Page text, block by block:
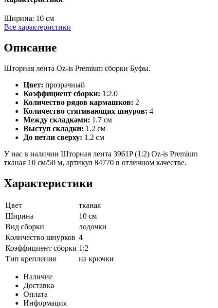
Ширина: 10 см
Все характеристики
Описание
Шторная лента Oz-is Premium сборки Буфы.
Цвет: прозрачный
Коэффициент сборки: 1:2.0
Количество рядов кармашков: 2
Количество стягивающих шнуров: 4
Между складками: 1.7 см
Выступ складки: 1.2 см
До петли сверху: 1.2 см
У нас в наличии Шторная лента 3961P (1:2) Oz-is Premium
тканая 10 см/50 м, артикул 84770 в отличном качестве.
Характеристики
Цвет
тканая
Ширина
10 см
Вид сборки
лодочки
Количество шнурков 4
Коэффициент сборки 1:2
Тип крепления
на крючки
Наличие
Доставка
Оплата
Информация